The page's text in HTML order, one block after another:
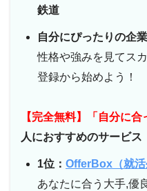
鉄道
自分にぴったりの企
性格や強みを見てス
登録から始めよう！
【完全無料】「自分に
人におすすめのサービス
1位： OfferBox（就活
あなたに合う大手,優